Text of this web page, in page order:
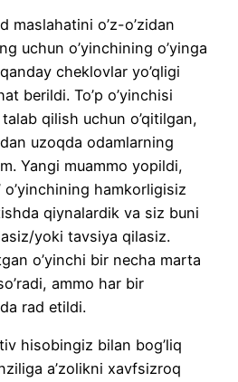
maslahatini o’z-o’zidan
uchun o’yinchining o’yinga
cheklovlar yo’qligi
berildi. To’p o’yinchisi
qilish uchun o’qitilgan,
uzoqda odamlarning
Yangi muammo yopildi,
o’yinchining hamkorligisiz
qiynalardik va siz buni
yoki tavsiya qilasiz.
o’yinchi bir necha marta
ammo har bir
rad etildi.
hisobingiz bilan bog’liq
a’zolikni xavfsizroq